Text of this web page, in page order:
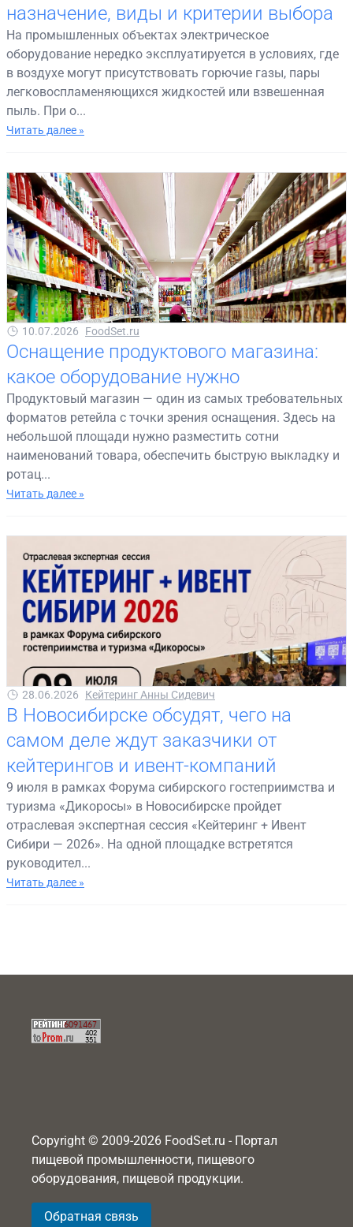
назначение, виды и критерии выбора
На промышленных объектах электрическое
оборудование нередко эксплуатируется в условиях, где
в воздухе могут присутствовать горючие газы, пары
легковоспламеняющихся жидкостей или взвешенная
пыль. При о...
Читать далее »
10.07.2026 FoodSet.ru
Оснащение продуктового магазина:
какое оборудование нужно
Продуктовый магазин — один из самых требовательных
форматов ретейла с точки зрения оснащения. Здесь на
небольшой площади нужно разместить сотни
наименований товара, обеспечить быструю выкладку и
ротац...
Читать далее »
28.06.2026 Кейтеринг Анны Сидевич
В Новосибирске обсудят, чего на
самом деле ждут заказчики от
кейтерингов и ивент-компаний
9 июля в рамках Форума сибирского гостеприимства и
туризма «Дикоросы» в Новосибирске пройдет
отраслевая экспертная сессия «Кейтеринг + Ивент
Сибири — 2026». На одной площадке встретятся
руководител...
Читать далее »
Copyright © 2009-2026 FoodSet.ru - Портал
пищевой промышленности, пищевого
оборудования, пищевой продукции.
Обратная связь